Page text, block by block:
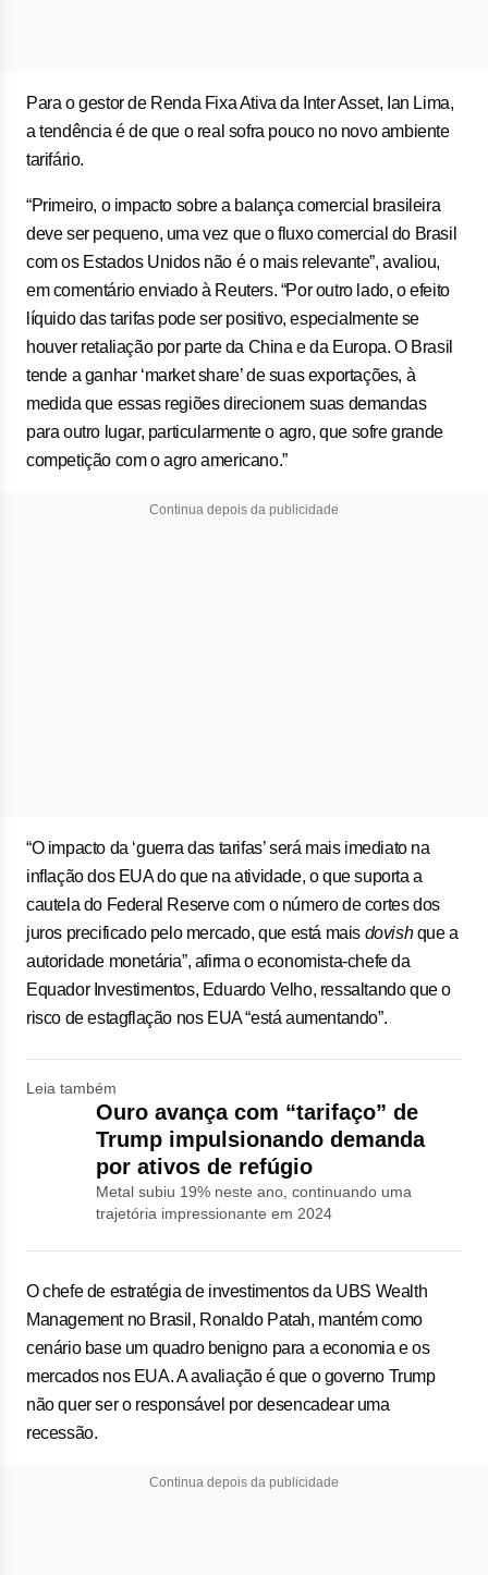
Para o gestor de Renda Fixa Ativa da Inter Asset, Ian Lima,
a tendência é de que o real sofra pouco no novo ambiente
tarifário.
“Primeiro, o impacto sobre a balança comercial brasileira
deve ser pequeno, uma vez que o fluxo comercial do Brasil
com os Estados Unidos não é o mais relevante”, avaliou,
em comentário enviado à Reuters. “Por outro lado, o efeito
líquido das tarifas pode ser positivo, especialmente se
houver retaliação por parte da China e da Europa. O Brasil
tende a ganhar ‘market share’ de suas exportações, à
medida que essas regiões direcionem suas demandas
para outro lugar, particularmente o agro, que sofre grande
competição com o agro americano.”
Continua depois da publicidade
“O impacto da ‘guerra das tarifas’ será mais imediato na
inflação dos EUA do que na atividade, o que suporta a
cautela do Federal Reserve com o número de cortes dos
juros precificado pelo mercado, que está mais dovishque a
autoridade monetária”, afirma o economista-chefe da
Equador Investimentos, Eduardo Velho, ressaltando que o
risco de estagflação nos EUA “está aumentando”.
Leia também
Ouro avança com “tarifaço” de
Trump impulsionando demanda
por ativos de refúgio
Metal subiu 19% neste ano, continuando uma
trajetória impressionante em 2024
O chefe de estratégia de investimentos da UBS Wealth
Management no Brasil, Ronaldo Patah, mantém como
cenário base um quadro benigno para a economia e os
mercados nos EUA. A avaliação é que o governo Trump
não quer ser o responsável por desencadear uma
recessão.
Continua depois da publicidade